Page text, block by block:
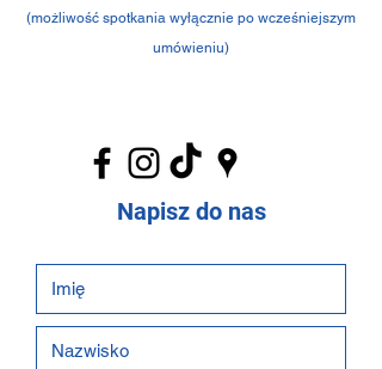
(możliwość spotkania wyłącznie po wcześniejszym
umówieniu)
Napisz do nas